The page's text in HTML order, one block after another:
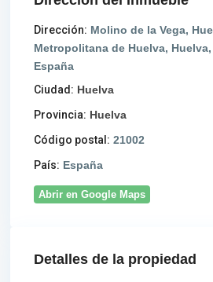
Dirección: Molino de la Vega,
Metropolitana de Huelva,
España
Ciudad: Huelva
Provincia: Huelva
Código postal: 21002
País: España
Abrir en Google Maps
Detalles de la propiedad